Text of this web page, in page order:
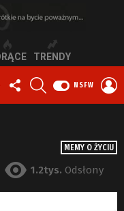
TRENDY
PRZEŁĄCZ
SKÓRKĘ
OBSERWUJ
NAS
NSFW
MEMY O ŻYCIU
1.2tys. Odsłony